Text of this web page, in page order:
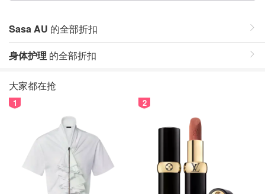
Sasa AU 的全部折扣
身体护理 的全部折扣
大家都在抢
1 2